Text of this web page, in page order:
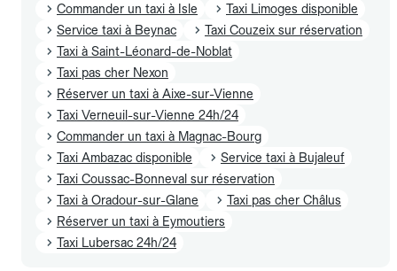
Commander un taxi à Isle
Taxi Limoges disponible
Service taxi à Beynac
Taxi Couzeix sur réservation
Taxi à Saint-Léonard-de-Noblat
Taxi pas cher Nexon
Réserver un taxi à Aixe-sur-Vienne
Taxi Verneuil-sur-Vienne 24h/24
Commander un taxi à Magnac-Bourg
Taxi Ambazac disponible
Service taxi à Bujaleuf
Taxi Coussac-Bonneval sur réservation
Taxi à Oradour-sur-Glane
Taxi pas cher Châlus
Réserver un taxi à Eymoutiers
Taxi Lubersac 24h/24